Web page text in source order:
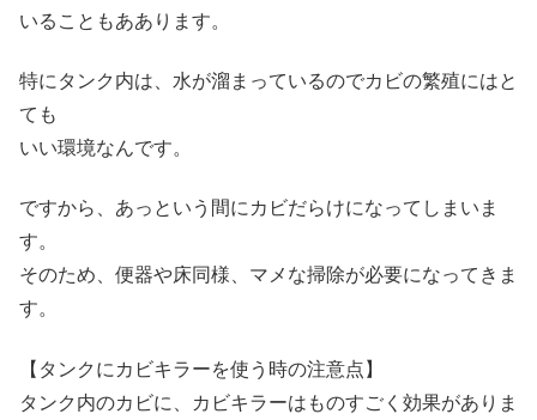
いることもああります。
特にタンク内は、水が溜まっているのでカビの繁殖にはと
ても
いい環境なんです。
ですから、あっという間にカビだらけになってしまいま
す。
そのため、便器や床同様、マメな掃除が必要になってきま
す。
【タンクにカビキラーを使う時の注意点】
タンク内のカビに、カビキラーはものすごく効果がありま